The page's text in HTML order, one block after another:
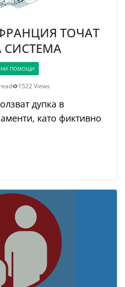
ТОЧАТ
ПОМОЩИ
1522 Views
дупка в
като фиктивно